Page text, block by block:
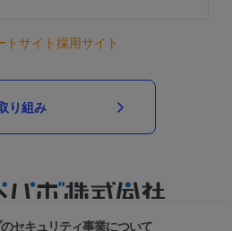
トサイト採用サイト
り組み
セキュリティ事業について